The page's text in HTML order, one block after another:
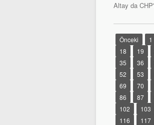
Altay da
Önceki 1
18
19
35
36
52
53
69
70
86
87
102
103
116
117